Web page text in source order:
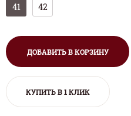
41 42
ДОБАВИТЬ В КОРЗИНУ
КУПИТЬ В 1 КЛИК